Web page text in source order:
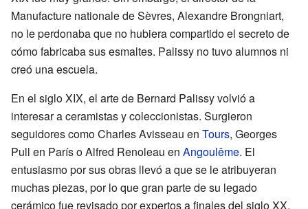
Manufacture nationale de Sèvres, Alexandre Brongniart,
no le perdonaba que no hubiera compartido el secreto de
cómo fabricaba sus esmaltes. Palissy no tuvo alumnos ni
creó una escuela.
En el siglo XIX, el arte de Bernard Palissy volvió a
interesar a ceramistas y coleccionistas. Surgieron
seguidores como Charles Avisseau en Tours, Georges
Pull en París o Alfred Renoleau en Angoulême. El
entusiasmo por sus obras llevó a que se le atribuyeran
muchas piezas, por lo que gran parte de su legado
cerámico fue revisado por expertos a finales del siglo XX.